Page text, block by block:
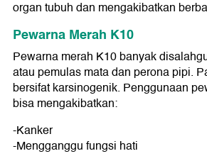
organ tubuh dan mengakibatkan
Pewarna Merah K10
Pewarna merah K10 banyak
atau pemulas mata dan perona pipi.
bersifat karsinogenik. Penggunaan
bisa mengakibatkan:
-Kanker
-Mengganggu fungsi hati